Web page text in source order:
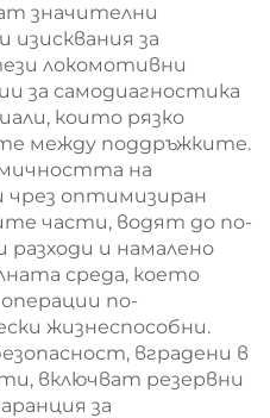
значителни
изисквания за
локомотивни
за самодиагностика
които рязко
между поддръжките.
на
оптимизиран
части, водят до по-
разходи и намалено
среда, което
по-
жизнеспособни.
вградени в
включват резервни
за